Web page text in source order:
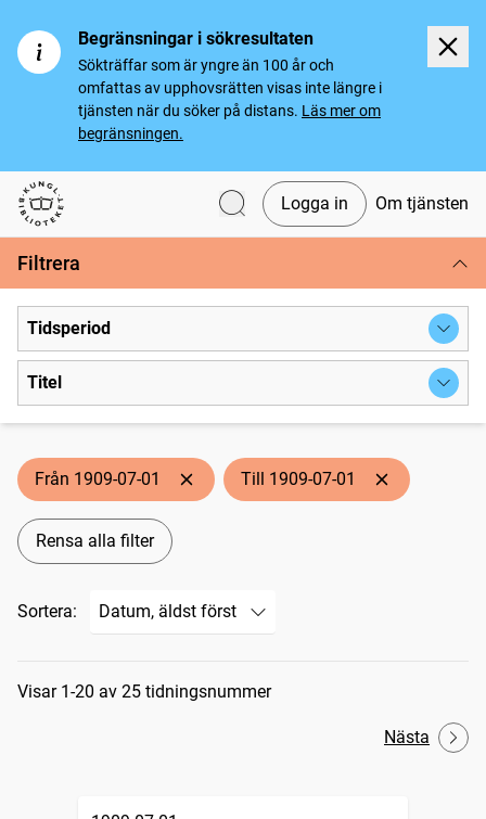
Begränsningar i sökresultaten
Sökträffar som är yngre än 100 år och
omfattas av upphovsrätten visas inte längre i
tjänsten när du söker på distans. Läs mer om
begränsningen.
Svenska tidningar
Logga in Om tjänsten
Filtrera
Tidsperiod
Titel
Från 1909-07-01 Till 1909-07-01
Rensa alla filter
Sortera:
Sökresultat
Visar 1-20 av 25 tidningsnummer
Nästa